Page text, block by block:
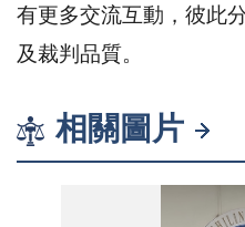
有更多交流互動，彼此
及裁判品質。
相關圖片